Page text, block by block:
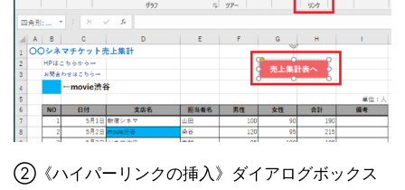
②《ハイパーリンクの挿入》ダイアログボックス